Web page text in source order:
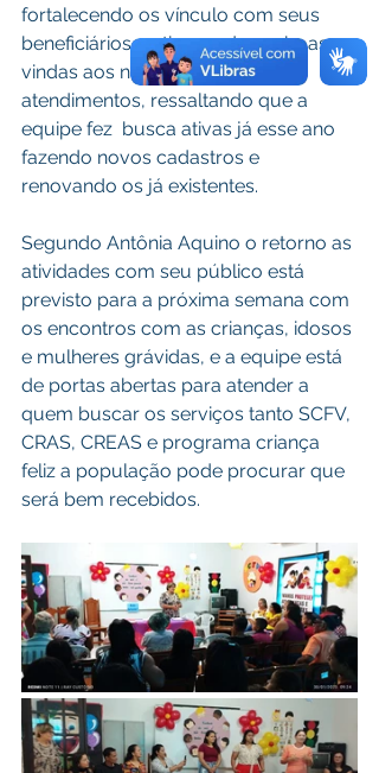
fortalecendo os vínculo com seus
beneficiários, antigos e dar as boas-
vindas aos novos inscritos nos
atendimentos, ressaltando que a
equipe fez  busca ativas já esse ano
fazendo novos cadastros e
renovando os já existentes.
Segundo Antônia Aquino o retorno as
atividades com seu público está
previsto para a próxima semana com
os encontros com as crianças, idosos
e mulheres grávidas, e a equipe está
de portas abertas para atender a
quem buscar os serviços tanto SCFV,
CRAS, CREAS e programa criança
feliz a população pode procurar que
será bem recebidos.